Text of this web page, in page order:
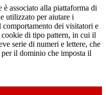
associato alla piattaforma di
utilizzato per aiutare i
dei visitatori e
di tipo pattern, in cui il
serie di numeri e lettere, che
il dominio che imposta il